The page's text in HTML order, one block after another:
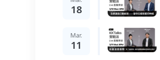
18
Mar.
11